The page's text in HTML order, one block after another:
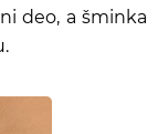
deo, a šminka